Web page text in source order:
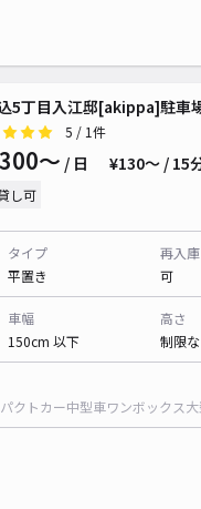
5丁目入江邸[akippa]駐車
5 / 1件
〜 / 日 ¥130〜 / 15
し可
タイプ
平置き
再入庫
可
車幅
150cm 以下
高さ
制限
クトカー中型車ワンボックス